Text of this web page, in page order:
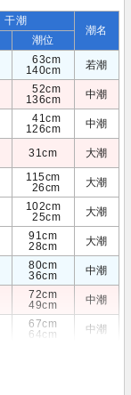
干潮
潮名
潮位
63cm
140cm
若潮
52cm
136cm
中潮
41cm
126cm
中潮
31cm 大潮
115cm
26cm
大潮
102cm
25cm
大潮
91cm
28cm
大潮
80cm
36cm
中潮
72cm
49cm
中潮
67cm
64cm
中潮